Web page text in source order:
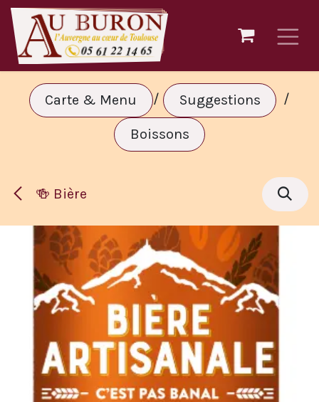
Se rendre au contenu
Carte & Menu / Suggestions /
Boissons
🍻 Bière